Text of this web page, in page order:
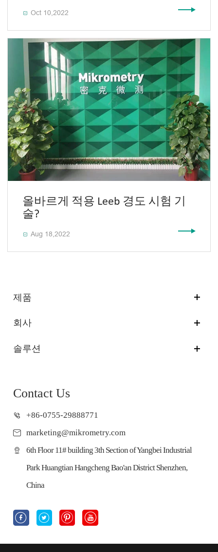
 Oct 10,2022
올바르게 적용 Leeb 경도 시험 기
술?
 Aug 18,2022
제품
회사
솔루션
Contact Us
+86-0755-29888771
marketing@mikrometry.com
6th Floor 11# building 3th Section of Yangbei Industrial
Park Huangtian Hangcheng Bao'an District Shenzhen,
China
   